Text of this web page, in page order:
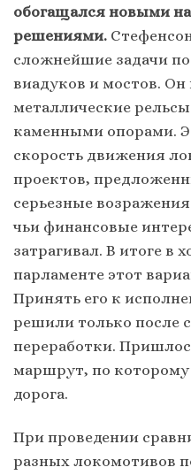
обогащался новыми
решениями.
сложнейшие задачи
виадуков и мостов.
металлические
каменными опорами.
скорость движения
проектов,
серьезные
чьи финансовые
затрагивал. В итоге в
парламенте этот
Принять его к
решили только после
переработки.
маршрут, по которому
дорога.
При проведении
разных локомотивов